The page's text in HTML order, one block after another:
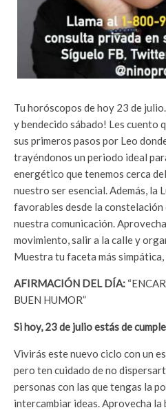
Tu horóscopos de hoy 23 de
y bendecido sábado! Les cuento
sus primeros pasos por Leo
trayéndonos un periodo ideal
energético que tenemos cerca
nuestro ser esencial. Además, la
favorables desde la constelación
nuestra comunicación.
movimiento, salir a la calle y
Muestra tu faceta más
AFIRMACIÓN DEL DÍA:
BUEN HUMOR”
Si hoy, 23 de julio estás de
Vivirás este nuevo ciclo con un
pero ten cuidado de no
personas con las que tengas la
intercambiar ideas. Aprovecha